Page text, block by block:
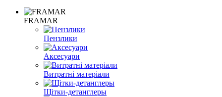
FRAMAR
Пензлики
Аксесуари
Витратні матеріали
Щітки-детанглеры